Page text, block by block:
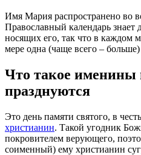
Имя Мария распространено во
Православный календарь знает
носящих его, так что в каждом
мере одна (чаще всего –
Что такое именины
празднуются
Это день памяти святого, в
христианин. Такой угодник
покровителем верующего,
соименный) ему христианин